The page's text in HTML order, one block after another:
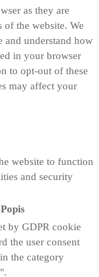
as they are
the website. We
and understand how
in your browser
to opt-out of these
may affect your
website to function
and security
Popis
by GDPR cookie
the user consent
the category